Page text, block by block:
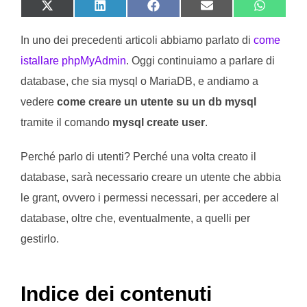
SHARE ON X (TWITTER)
SHARE ON LINKEDINSHARE ON FACEBOOK
SHARE ON EMAIL
SHARE
In uno dei precedenti articoli abbiamo parlato di come
istallare phpMyAdmin. Oggi continuiamo a parlare di
database, che sia mysql o MariaDB, e andiamo a
vedere come creare un utente su un db mysql
tramite il comando mysql create user.
Perché parlo di utenti? Perché una volta creato il
database, sarà necessario creare un utente che abbia
le grant, ovvero i permessi necessari, per accedere al
database, oltre che, eventualmente, a quelli per
gestirlo.
Indice dei contenuti